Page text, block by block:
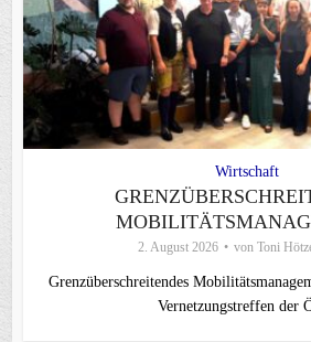
Wirtschaft
2. August 2026 von Toni
Grenzüberschreitendes
Vernetzungstreffen der